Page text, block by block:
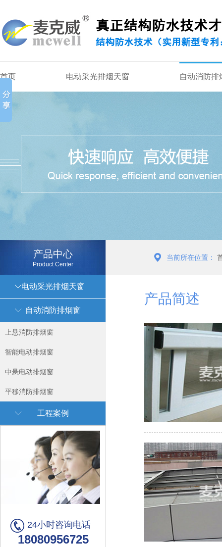
首页 电动采光排烟天窗 自动消防排
当前所在位置：
产品中心
Product Center
电动采光排烟天窗
自动消防排烟窗
上悬消防排烟窗
智能电动排烟窗
中悬电动排烟窗
平移消防排烟窗
工程案例
24小时咨询电话
18080956725
产品简述